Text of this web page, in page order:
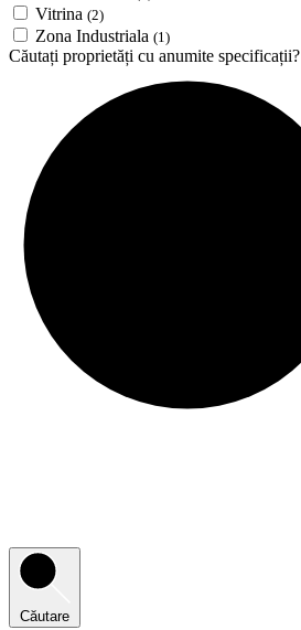
Vitrina (2)
Zona Industriala (1)
Căutați proprietăți cu anumite specificații?
Căutare